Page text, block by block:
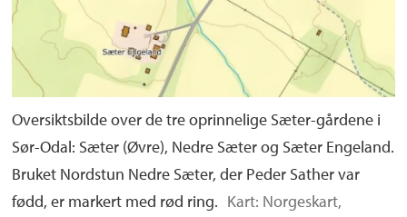
Oversiktsbilde over de tre oprinnelige Sæter-gårdene i
Sør-Odal: Sæter (Øvre), Nedre Sæter og Sæter Engeland.
Bruket Nordstun Nedre Sæter, der Peder Sather var
fødd, er markert med rød ring. Kart: Norgeskart,